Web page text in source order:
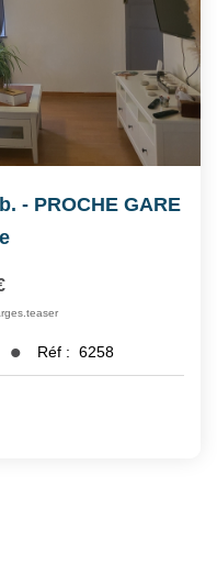
- PROCHE GARE
Réf : 6258